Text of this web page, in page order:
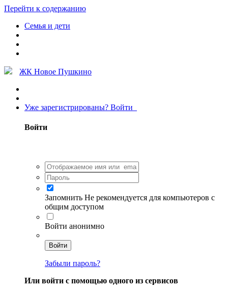
Перейти к содержанию
Семья и дети
ЖК Новое Пушкино
Уже зарегистрированы? Войти
Войти
Запомнить Не рекомендуется для компьютеров с
общим доступом
Войти анонимно
Войти
Забыли пароль?
Или войти с помощью одного из сервисов